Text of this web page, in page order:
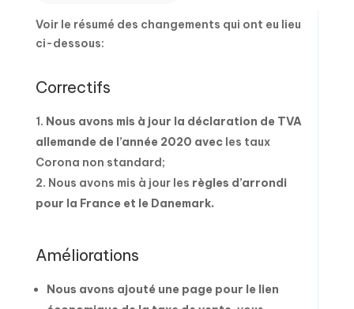
Voir le résumé des changements qui ont eu lieu
ci-dessous:
Correctifs
Nous avons mis à jour la déclaration de TVA
allemande de l’année 2020 avecles taux
Corona non standard;
Nous avons mis à jour les règles d’arrondi
pour la France et le Danemark.
Améliorations
Nous avons ajouté une page pour le lien